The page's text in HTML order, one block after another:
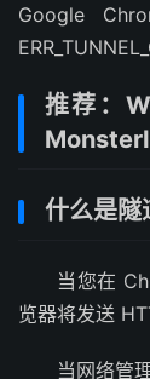
Google
推荐：
什么是隧
当您在
览器将发送
当网络管